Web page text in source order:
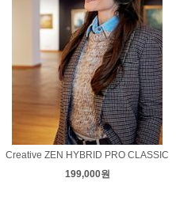
Creative ZEN HYBRID PRO CLASSIC
199,000원